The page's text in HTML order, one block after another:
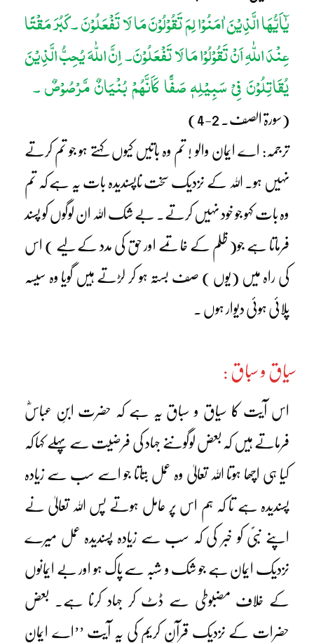
یٰٓاَیُّہَا الَّذِیْنَ اٰمَنُوْا لِمَ تَقُوْلُوْنَ مَا لَا تَفْعَلُوْنَ ۔ کَبُرَ مَقْتًا
عِنْدَ اللّٰہِ اَنْ تَقُوْلُوْا مَا لَا تَفْعَلُوْنَ۔ اِنَّ اللّٰہَ یُحِبُّ الَّذِیْنَ
یُقَاتِلُوْنَ فِیْ سَبِیْلِہٖ صَفًّا کَاَنَّہُمْ بُنْیَانٌ مَّرْصُوْصٌ ۔
(سورۃ الصف۔ 2-4)
ترجمہ: اے ایمان والو ! تم وہ باتیں کیوں کہتے ہو جو تم کرتے
نہیں ہو۔ اللہ کے نزدیک سخت ناپسندیدہ بات یہ ہے کہ تم
وہ بات کہو جو خود نہیں کرتے۔ بے شک اللہ ان لوگوں کو پسند
فرماتا ہے جو( ظلم کے خاتمے اور حق کی مدد کے لیے ) اس
کی راہ میں (یوں ) صف بستہ ہو کر لڑتے ہیں گویا وہ سیسہ
پلائی ہوئی دیوار ہوں ۔
سیاق و سباق :
اس آیت کا سیاق و سباق یہ ہے کہ حضرت ابنِ عباسؓ
فرماتے ہیں کہ بعض لوگوںنے جہاد کی فرضیت سے پہلے کہا کہ
کیا ہی اچھا ہوتا اللہ تعالیٰ وہ عمل بتاتا جو اسے سب سے زیادہ
پسندیدہ ہے تا کہ ہم اس پر عامل ہوتے پس اللہ تعالیٰ نے
اپنے نبیؐ کو خبر کی کہ سب سے زیادہ پسندیدہ عمل میرے
نزدیک ایمان ہے جو شک و شبہ سے پاک ہو اور بے ایمانوں
کے خلاف مضبوطی سے ڈٹ کر جہاد کرنا ہے۔ بعض
حضرات کے نزدیک قرآنِ کریم کی یہ آیت ’’اے ایمان